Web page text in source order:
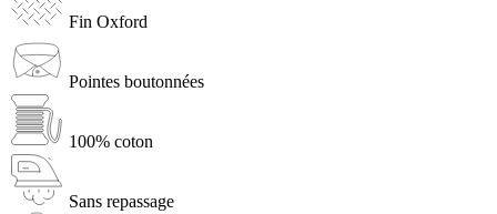
Fin Oxford
Pointes boutonnées
100% coton
Sans repassage